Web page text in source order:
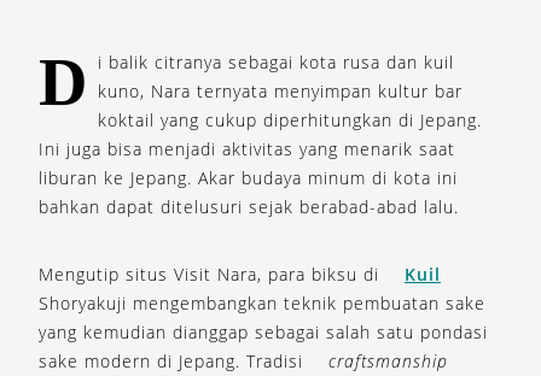
D
i balik citranya sebagai kota rusa dan kuil
kuno, Nara ternyata menyimpan kultur bar
koktail yang cukup diperhitungkan di Jepang.
Ini juga bisa menjadi aktivitas yang menarik saat
liburan ke Jepang. Akar budaya minum di kota ini
bahkan dapat ditelusuri sejak berabad-abad lalu.
Mengutip situs Visit Nara, para biksu di
Kuil
Shoryakuji mengembangkan teknik pembuatan sake
yang kemudian dianggap sebagai salah satu pondasi
sake modern di Jepang. Tradisi
craftsmanship